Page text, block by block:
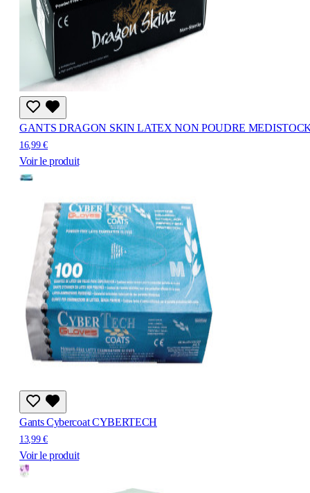
GANTS DRAGON SKIN LATEX NON POUDRE
16,99 €
Voir le produit
Gants Cybercoat CYBERTECH
13,99 €
Voir le produit